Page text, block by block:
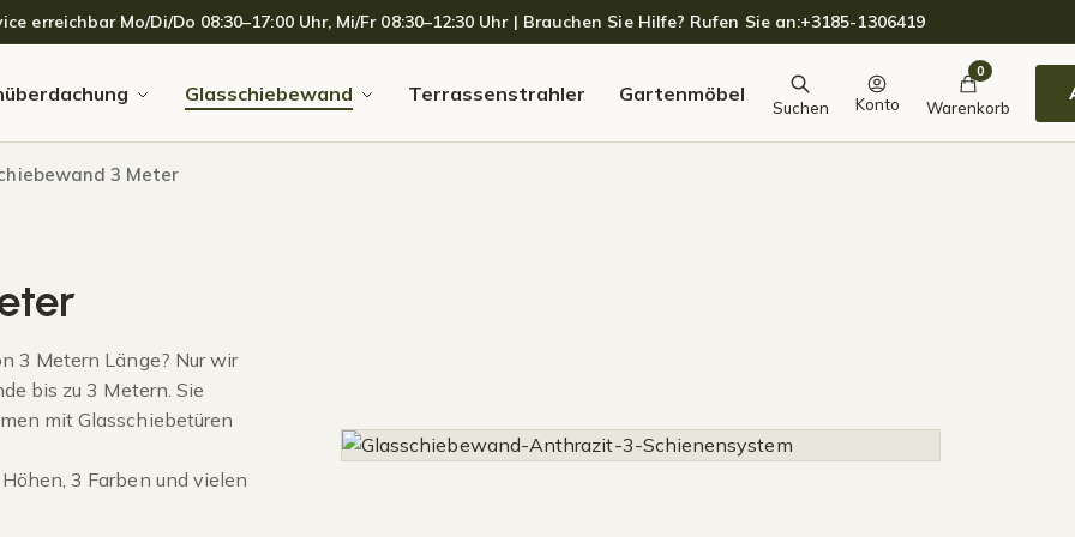
erreichbar Mo/Di/Do 08:30–17:00 Uhr, Mi/Fr 08:30–12:30 Uhr | Brauchen Sie Hilfe? Rufen Sie an:+3185-1306419
Glasschiebewand Terrassenstrahler Gartenmöbel
Suchen Konto
0
Warenkorb
3 Meter
3 Metern Länge? Nur wir
bis zu 3 Metern. Sie
mit Glasschiebetüren
3 Farben und vielen